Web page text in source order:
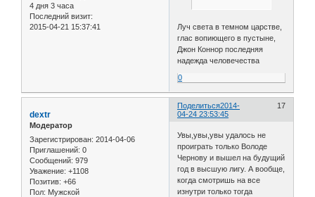
4 дня 3 часа
Последний визит:
2015-04-21 15:37:41
Луч света в темном царстве,
глас вопиющего в пустыне,
Джон Коннор последняя
надежда человечества
0
Поделиться 17
2014-
04-24 23:53:45
dextr
Модератор
Зарегистрирован: 2014-04-06
Приглашений: 0
Сообщений: 979
Уважение: +1108
Позитив: +66
Пол: Мужской
Увы,увы,увы удалось не
проиграть только Володе
Чернову и вышел на будущий
год в высшую лигу. А вообще,
когда смотришь на все
изнутри только тогда